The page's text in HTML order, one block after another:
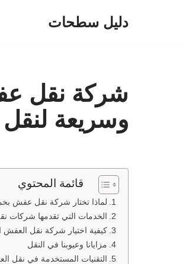
دليل سطحات
شركة نقل
وسريعة
قائمة المحتوي
لماذا تختار شركة نقل عفش
الخدمات التي تقدمها شركات
كيفية اختيار شركة نقل العفش
مزايانا وعيوبنا في النقل
التقنيات المستخدمة في نقل